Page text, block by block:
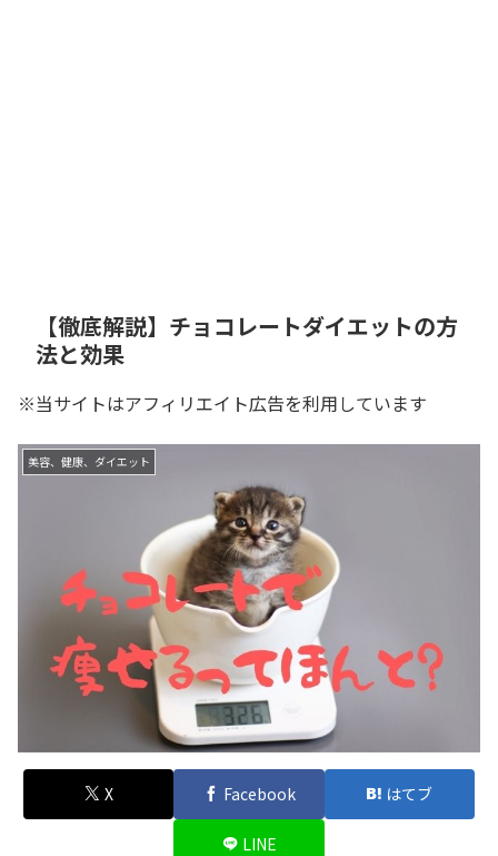
【徹底解説】チョコレートダイエットの方
法と効果
※当サイトはアフィリエイト広告を利用しています
美容、健康、ダイエット
X Facebook はてブ
LINE